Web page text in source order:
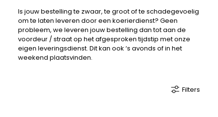
Is jouw bestelling te zwaar, te groot of te schadegevoelig
om te laten leveren door een koerierdienst? Geen
probleem, we leveren jouw bestelling dan tot aan de
voordeur / straat op het afgesproken tijdstip met onze
eigen leveringsdienst. Dit kan ook ‘s avonds of in het
weekend plaatsvinden.
Filters